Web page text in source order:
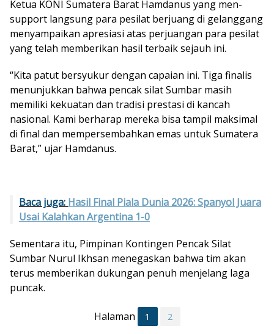
Ketua KONI Sumatera Barat Hamdanus yang men-
support langsung para pesilat berjuang di gelanggang
menyampaikan apresiasi atas perjuangan para pesilat
yang telah memberikan hasil terbaik sejauh ini.
“Kita patut bersyukur dengan capaian ini. Tiga finalis
menunjukkan bahwa pencak silat Sumbar masih
memiliki kekuatan dan tradisi prestasi di kancah
nasional. Kami berharap mereka bisa tampil maksimal
di final dan mempersembahkan emas untuk Sumatera
Barat,” ujar Hamdanus.
Baca juga: Hasil Final Piala Dunia 2026: Spanyol Juara
Usai Kalahkan Argentina 1-0
Sementara itu, Pimpinan Kontingen Pencak Silat
Sumbar Nurul Ikhsan menegaskan bahwa tim akan
terus memberikan dukungan penuh menjelang laga
puncak.
Halaman 1 2